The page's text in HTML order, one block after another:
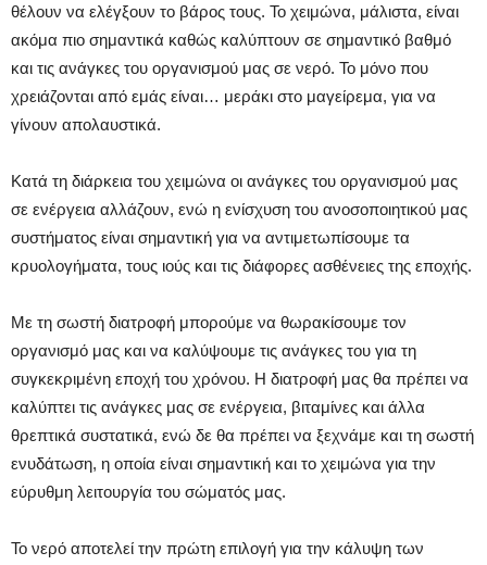
θέλουν να ελέγξουν το βάρος τους. Το χειμώνα, μάλιστα, είναι
ακόμα πιο σημαντικά καθώς καλύπτουν σε σημαντικό βαθμό
και τις ανάγκες του οργανισμού μας σε νερό. Το μόνο που
χρειάζονται από εμάς είναι… μεράκι στο μαγείρεμα, για να
γίνουν απολαυστικά.
Κατά τη διάρκεια του χειμώνα οι ανάγκες του οργανισμού μας
σε ενέργεια αλλάζουν, ενώ η ενίσχυση του ανοσοποιητικού μας
συστήματος είναι σημαντική για να αντιμετωπίσουμε τα
κρυολογήματα, τους ιούς και τις διάφορες ασθένειες της εποχής.
Με τη σωστή διατροφή μπορούμε να θωρακίσουμε τον
οργανισμό μας και να καλύψουμε τις ανάγκες του για τη
συγκεκριμένη εποχή του χρόνου. Η διατροφή μας θα πρέπει να
καλύπτει τις ανάγκες μας σε ενέργεια, βιταμίνες και άλλα
θρεπτικά συστατικά, ενώ δε θα πρέπει να ξεχνάμε και τη σωστή
ενυδάτωση, η οποία είναι σημαντική και το χειμώνα για την
εύρυθμη λειτουργία του σώματός μας.
Το νερό αποτελεί την πρώτη επιλογή για την κάλυψη των